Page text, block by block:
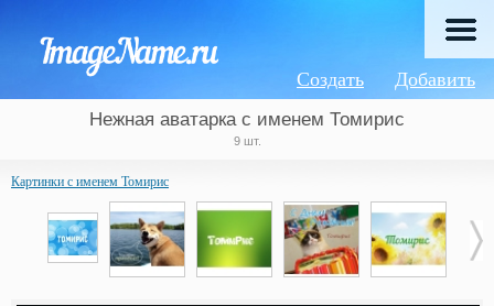
Добавить
Создать
Нежная аватарка с именем Томирис
9 шт.
Картинки с именем Томирис